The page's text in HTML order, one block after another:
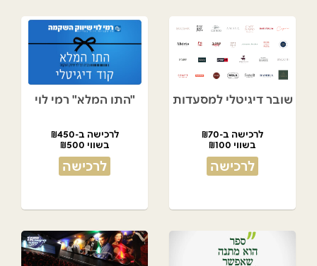
שובר דיגיטלי למסעדות
לרכישה ב-₪70
בשווי ₪100
לרכישה
"התו המלא" רמי לוי
לרכישה ב-₪450
בשווי ₪500
לרכישה